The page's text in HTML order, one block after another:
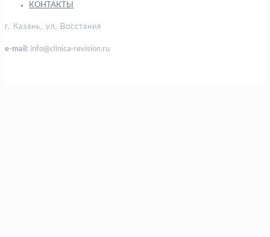
КОНТАКТЫ
г. Казань, ул. Восстания
e-mail: info@clinica-revision.ru